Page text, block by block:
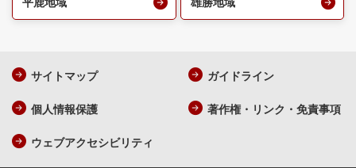
サイトマップ ガイドライン
個人情報保護 著作権・リンク・免責事項
ウェブアクセシビリティ